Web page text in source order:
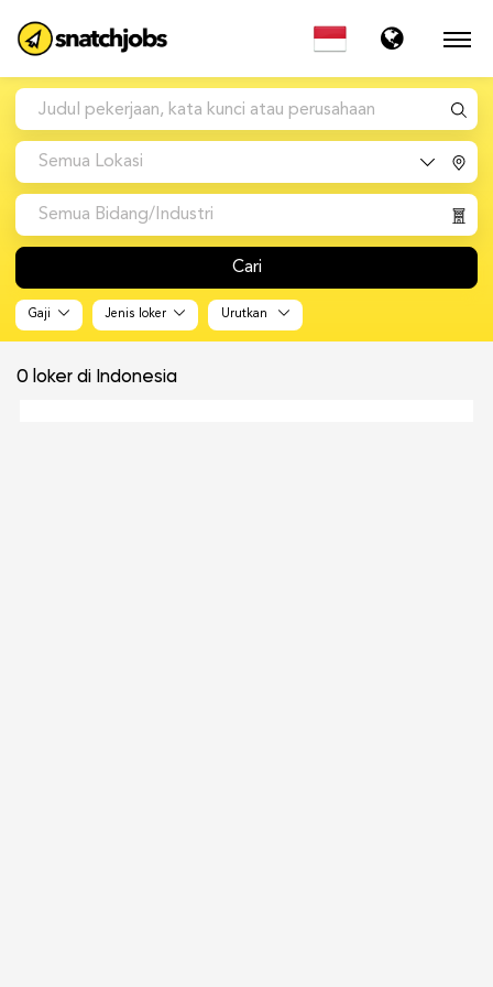
Semua Lokasi
Semua Bidang/Industri
Cari
Gaji Jenis loker Urutkan
0 loker di Indonesia